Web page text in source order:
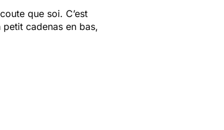
que soi. C’est
cadenas en bas,